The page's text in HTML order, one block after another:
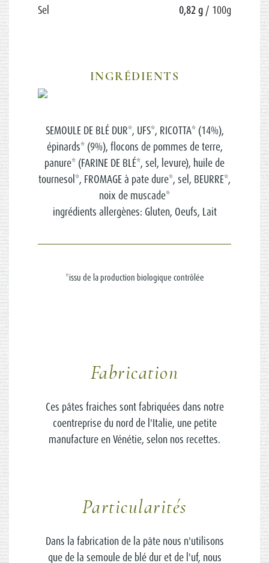
Sel 0,82 g / 100g
INGRÉDIENTS
SEMOULE DE BLÉ DUR*, UFS*, RICOTTA* (14%),
épinards* (9%), flocons de pommes de terre,
panure* (FARINE DE BLÉ*, sel, levure), huile de
tournesol*, FROMAGE à pate dure*, sel, BEURRE*,
noix de muscade*
ingrédients allergènes: Gluten, Oeufs, Lait
*issu de la production biologique contrôlée
Fabrication
Ces pâtes fraiches sont fabriquées dans notre
coentreprise du nord de l'Italie, une petite
manufacture en Vénétie, selon nos recettes.
Particularités
Dans la fabrication de la pâte nous n'utilisons
que de la semoule de blé dur et de l'uf, nous